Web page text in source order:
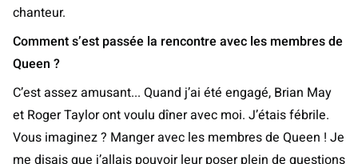
chanteur.
Comment s’est passée la rencontre avec les membres de
Queen ?
C’est assez amusant... Quand j’ai été engagé, Brian May
et Roger Taylor ont voulu dîner avec moi. J’étais fébrile.
Vous imaginez ? Manger avec les membres de Queen ! Je
me disais que j’allais pouvoir leur poser plein de questions